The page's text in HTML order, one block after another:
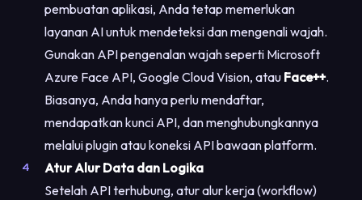
pembuatan aplikasi, Anda tetap memerlukan
layanan AI untuk mendeteksi dan mengenali wajah.
Gunakan API pengenalan wajah seperti Microsoft
Azure Face API, Google Cloud Vision, atau Face++.
Biasanya, Anda hanya perlu mendaftar,
mendapatkan kunci API, dan menghubungkannya
melalui plugin atau koneksi API bawaan platform.
Atur Alur Data dan Logika
Setelah API terhubung, atur alur kerja (workflow)